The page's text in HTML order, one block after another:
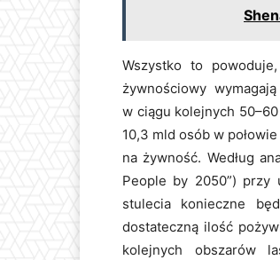
Wszystko to
żywnościowy
w ciągu kolejnych
10,3 mld osób w
na żywność. Według
People by 2050”) przy
stulecia konieczne
dostateczną ilość
kolejnych obszarów